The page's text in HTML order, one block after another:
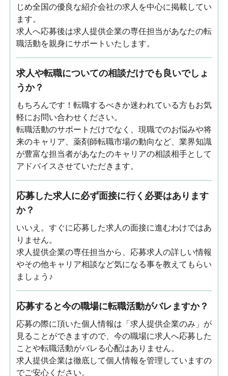
じめ全国の優良な紹介会社の求人を中心に掲載してい
ます。
求人へ応募後は求人提供企業の専任担当があなたの転
職活動を親身にサポートいたします。
求人や転職についての相談だけでも良いでしょ
うか？
もちろんです！転職するべきか迷われている方もお気
軽にお問い合わせください。
転職活動のサポートだけでなく、現職でのお悩みや将
来のキャリア、薬剤師転職市場の動向など、業界知識
が豊富な担当者があなたのキャリアの相談相手として
アドバイスさせていただきます。
応募した求人に必ず面接に行く必要はあります
か？
いいえ。すぐに応募した求人の面接に進むわけではあ
りません。
求人提供企業の専任担当から、応募求人の詳しい情報
やその他キャリア相談など気になる事を教えてもらい
ましょう♪
応募すると今の職場に転職活動がバレますか？
応募の際に頂いた個人情報は「求人提供企業のみ」が
見ることができますので、今の職場に求人へ応募した
ことや転職活動がバレる心配はありません。
求人提供企業は徹底して個人情報を管理していますの
でご安心ください。